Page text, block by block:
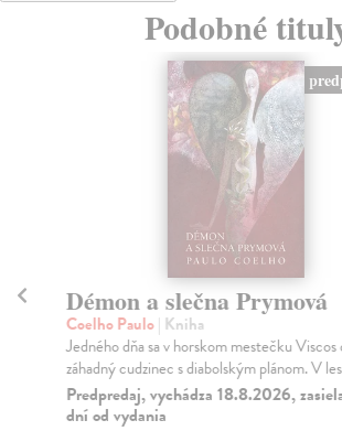
Podobné
Démon a slečna Prymová
Coelho Paulo| Kniha
Jedného dňa sa v horskom mestečku Viscos
záhadný cudzinec s diabolským plánom. V
Predpredaj, vychádza 18.8.2026,
dní od vydania